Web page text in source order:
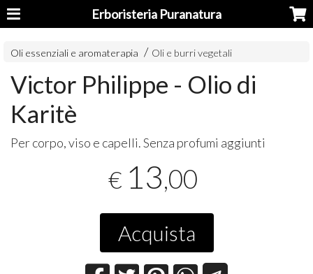
Erboristeria Puranatura
Oli essenziali e aromaterapia Oli e burri vegetali
Victor Philippe - Olio di
Karitè
Per corpo, viso e capelli. Senza profumi aggiunti
€ 13,00
Acquista